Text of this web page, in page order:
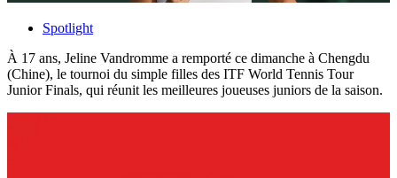
Spotlight
À 17 ans, Jeline Vandromme a remporté ce dimanche à Chengdu
(Chine), le tournoi du simple filles des ITF World Tennis Tour
Junior Finals, qui réunit les meilleures joueuses juniors de la saison.